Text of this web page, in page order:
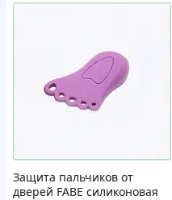
Защита пальчиков от
дверей FABE силиконовая